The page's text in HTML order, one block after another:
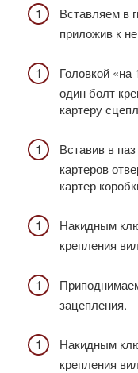
Вставляем в
приложив к
Головкой «на
один болт
картеру
Вставив в
картеров
картер
Накидным
крепления
зацепления.
Накидным
крепления